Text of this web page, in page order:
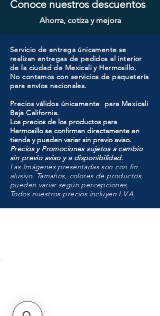
Conoce nuestros descuentos
Ahorra, cotiza y mejora
Servicio de entrega únicamente se
realizan entregas de pedidos al interior
de la ciudad de Mexicali y Hermosillo.
No contamos con servicios de paquetería
para envíos nacionales.
Precios válidos únicamente para Mexicali
Baja California.
Los precios de los productos para
Hermosillo se confirman directamente en
tienda y pueden variar sin previo aviso.
Precios y Promociones sujetos a cambio
sin previo aviso y a disponibilidad.
Las Imágenes presentadas son con fin
alusivo. Tamaños, colores de productos
pueden variar según percepciones.
Todos nuestros precios incluyen I.V.A.
299Centro Cívico y Comercial
21000, Mexicali, B.C.